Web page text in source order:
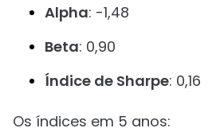
Alpha: -1,48
Beta: 0,90
Índice de Sharpe: 0,16
Os índices em 5 anos: